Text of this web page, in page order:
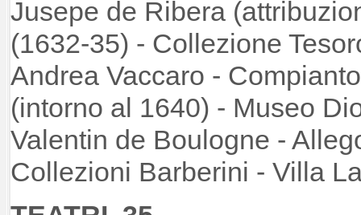
Jusepe de Ribera
(1632-35) -
Andrea Vaccaro -
(intorno al 1640) - Museo
Valentin de Boulogne -
Collezioni Barberini - Villa